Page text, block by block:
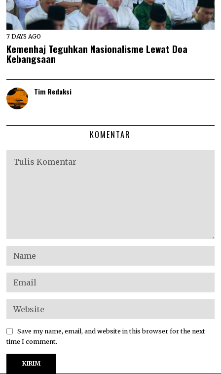
7 DAYS AGO
Kemenhaj Teguhkan Nasionalisme Lewat Doa
Kebangsaan
Tim Redaksi
KOMENTAR
Save my name, email, and website in this browser for the next
time I comment.